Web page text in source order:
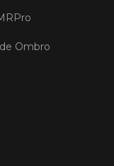
Ombro